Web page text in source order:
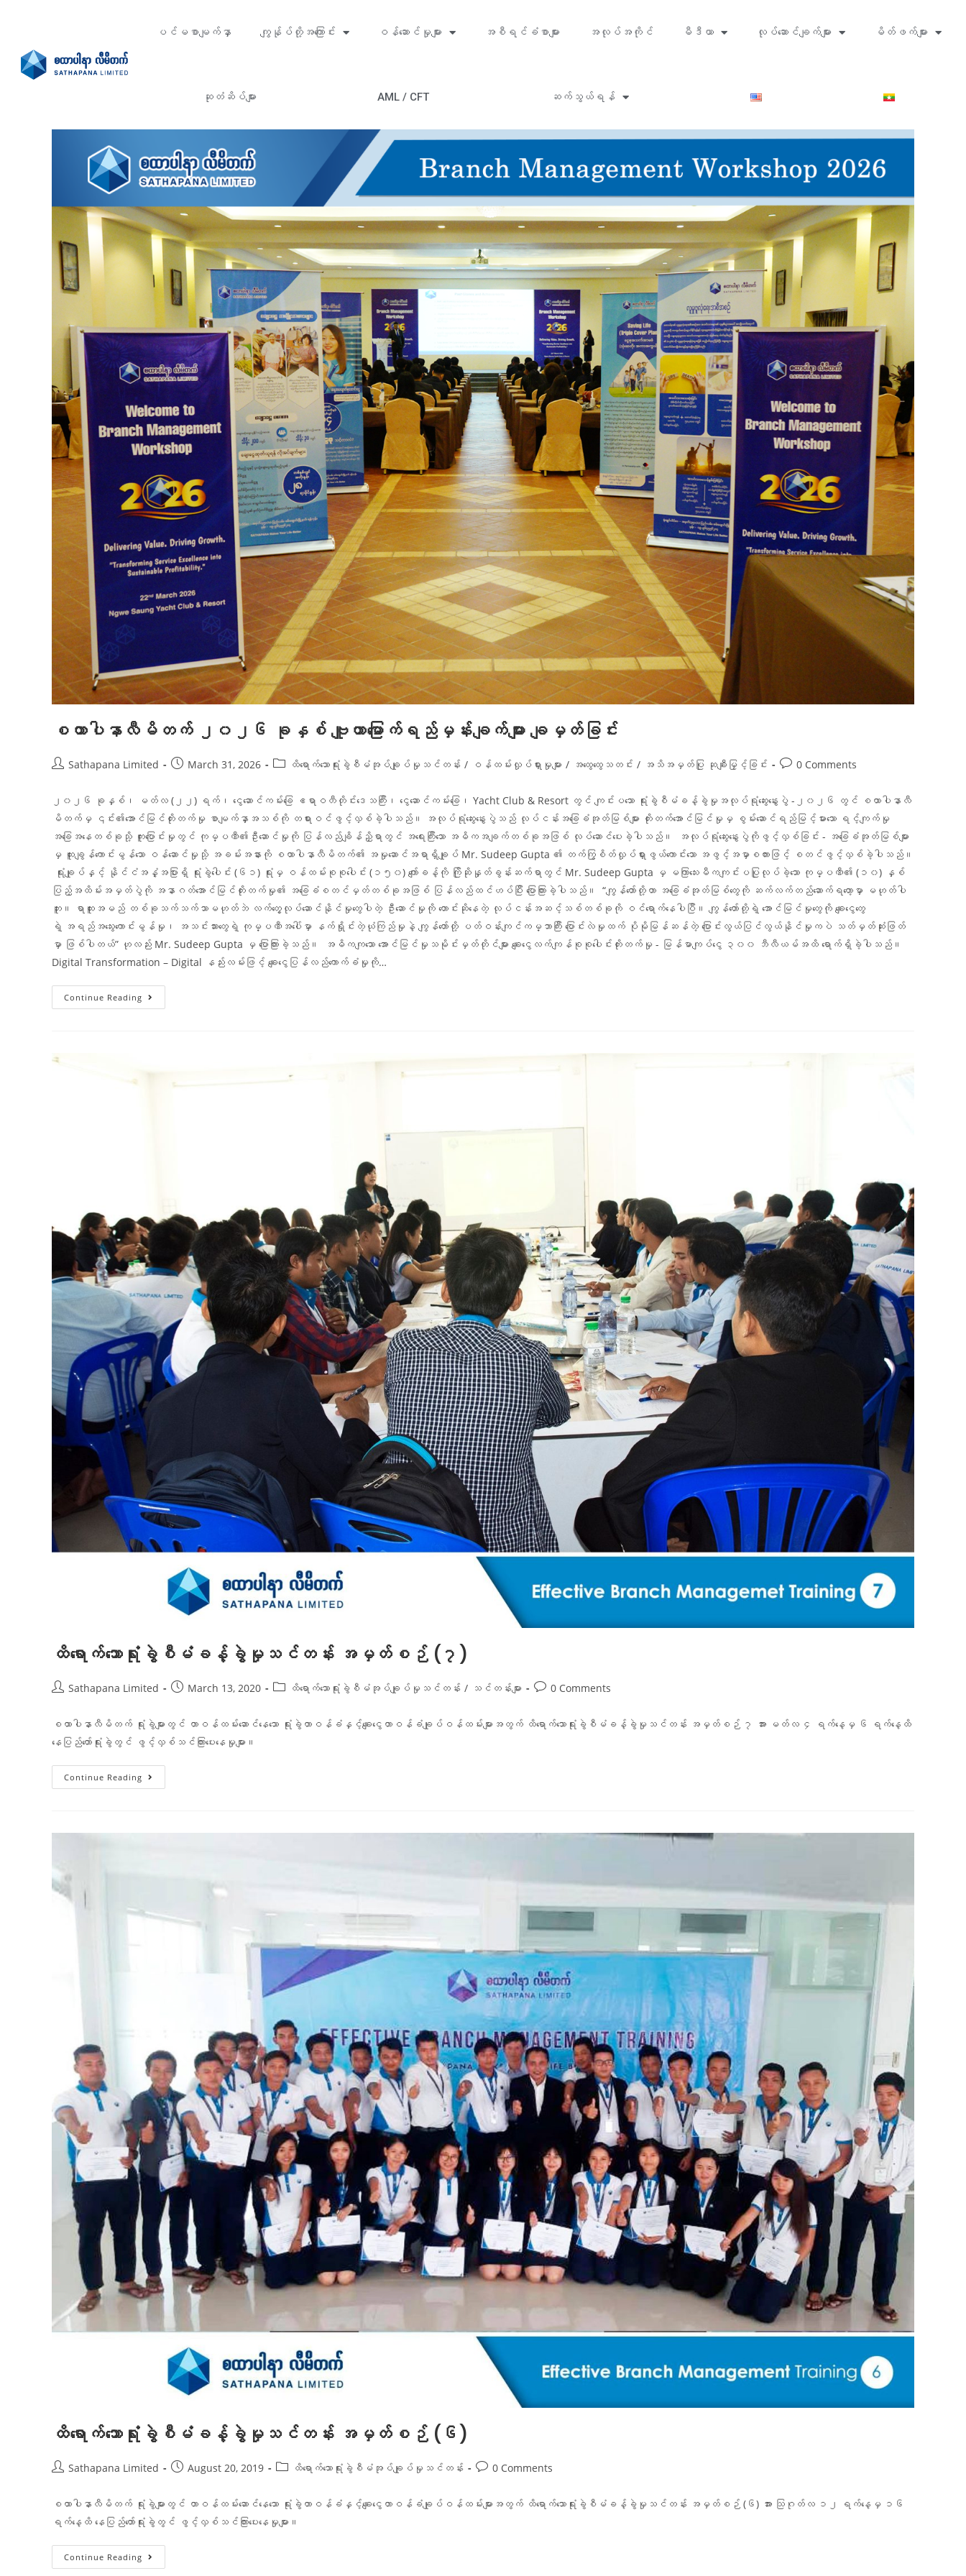
ပင်မစာမျက်နှာ ကျွန်ုပ်တို့အကြောင်း ဝန်ဆောင်မှုများ အစီရင်ခံစာများ အလုပ်အကိုင် မီဒီယာ လုပ်ဆောင်ချက်များ မိတ်ဖက်များ
ဆုတံဆိပ်များ AML / CFT ဆက်သွယ်ရန်
စထာပါနာလီမိတက် ၂၀၂၆ ခုနှစ် ဗျူဟာမြောက်ရည်မှန်းချက်များ ချမှတ်ခြင်း
Sathapana Limited March 31, 2026 ထိရောက်သောရုံးခွဲစီမံအုပ်ချုပ်မှုသင်တန်း / ဝန်ထမ်းလှုပ်ရှားမှုများ / အထွေထွေသတင်း / အသိအမှတ်ပြု ဆုချီးမြှင့်ခြင်း 0 Comments
၂၀၂၆ ခုနှစ်၊ မတ်လ (၂၂) ရက်၊ ငွေဆောင်ကမ်းခြေ ဧရာဝတီတိုင်းဒေသကြီး၊ ငွေဆောင်ကမ်းခြေ၊ Yacht Club & Resort တွင် ကျင်းပသော ရုံးခွဲစီမံခန့်ခွဲမှုအလုပ်ရုံဆွေးနွေးပွဲ -၂၀၂၆ တွင် စထာပါနာလီ
မိတက်မှ ၎င်း၏အောင်မြင်တိုးတက်မှု စာမျက်နှာအသစ်ကို တရားဝင်ဖွင့်လှစ်ခဲ့ပါသည်။ အလုပ်ရုံဆွေးနွေးပွဲသည် လုပ်ငန်းအခြေခံအုတ်မြစ်များ တိုးတက်အောင်မြင်မှုမှ စွမ်းဆောင်ရည်မြင့်မားသော ရင့်ကျက်မှု
အခြေအနေတစ်ခုသို့ ကူးပြောင်းမှုတွင် ကုမ္ပဏီ၏ဦးဆောင်မှုကို ပြန်လည်ချိန်ညှိရာတွင် အရေးကြီးသော အဓိကအချက်တစ်ခုအဖြစ် လုပ်ဆောင်ပေးခဲ့ပါသည်။ အလုပ်ရုံဆွေးနွေးပွဲကိုဖွင့်လှစ်ခြင်း - အခြေခံအုတ်မြစ်များ
မှ ထူးချွန်ကောင်းမွန်သော ဝန်ဆောင်မှုသို့ အခမ်းအနားကို စထာပါနာလီမိတက်၏ အမှုဆောင်အရာရှိချုပ် Mr. Sudeep Gupta ၏ တက်ကြွစိတ်လှုပ်ရှားဖွယ်ကောင်းသော အဖွင့်အမှာစကားဖြင့် စတင်ဖွင့်လှစ်ခဲ့ပါသည်။
ရုံးချုပ်နှင့် နိုင်ငံအနှံ့အပြားရှိ ရုံးခွဲပေါင်း (၆၁) ရုံးမှ ဝန်ထမ်းစုစုပေါင်း (၁၅၀) ကျော်ခန့်ကို ကြိုဆိုနှုတ်ခွန်းဆက်ရာတွင် Mr. Sudeep Gupta မှ မကြာသေးမီကကျင်းပပြုလုပ်ခဲ့သော ကုမ္ပဏီ၏ (၁၀) နှစ်
ပြည့်အထိမ်းအမှတ်ပွဲကို အနာဂတ်အောင်မြင်တိုးတက်မှု၏ အခြေခံစတင်မှတ်တစ်ခုအဖြစ် ပြန်လည်ထင်ဟပ်ပြီး ပြောကြားခဲ့ပါသည်။ “ကျွန်တော်တို့ဟာ အခြေခံအုတ်မြစ်တွေကို ဆက်လက်တည်ဆောက်ရတော့မှာ မဟုတ်ပါ
ဘူး။ ရာထူးအမည် တစ်ခုသက်သက်သာမဟုတ်ဘဲ လက်တွေ့လုပ်ဆောင်နိုင်မှုတွေပါတဲ့ ဦးဆောင်မှုကို တောင်းဆိုနေတဲ့ လုပ်ငန်းအဆင့်သစ်တစ်ခုကို ဝင်ရောက်နေပါပြီ။ ကျွန်တော်တို့ရဲ့ အောင်မြင်မှုတွေကို ချေးငွေတွေ
ရဲ့ အရည်အသွေးကောင်းမွန်မှု၊ အသင်းသားတွေရဲ့ ကုမ္ပဏီအပေါ်မှာ နက်ရှိုင်းတဲ့ယုံကြည်မှုနဲ့ ကျွန်တော်တို့ ပတ်ဝန်းကျင်ကမ္ဘာကြီး ပြောင်းလဲမှုထက် ပိုမိုမြန်ဆန်တဲ့ ပြောင်းလွယ်ပြင်လွယ်နိုင်မှုကပဲ သတ်မှတ်ဆုံးဖြတ်
မှာ ဖြစ်ပါတယ်” ဟုလည်း Mr. Sudeep Gupta မှ ပြောကြားခဲ့သည်။ အဓိကကျသော အောင်မြင်မှုသမိုင်းမှတ်တိုင်များ ချေးငွေလက်ကျန်စုစုပေါင်းတိုးတက်မှု - မြန်မာကျပ်ငွေ ၃၀၀ ဘီလီယမ်အထိ ရောက်ရှိခဲ့ပါသည်။
Digital Transformation – Digital နည်းလမ်းဖြင့် ချေးငွေပြန်လည်ကောက်ခံမှုကို…
Continue Reading
ထိရောက်သောရုံးခွဲစီမံခန့်ခွဲမှုသင်တန်း အမှတ်စဉ် (၇)
Sathapana Limited March 13, 2020 ထိရောက်သောရုံးခွဲစီမံအုပ်ချုပ်မှုသင်တန်း / သင်တန်းများ 0 Comments
စထာပါနာလီမိတက် ရုံးခွဲများတွင် တာဝန်ထမ်းဆောင်နေသော ရုံးခွဲတာဝန်ခံနှင့်ချေးငွေတာဝန်ခံချုပ်ဝန်ထမ်းများအတွက် ထိရောက်သောရုံးခွဲစီမံခန့်ခွဲမှုသင်တန်း အမှတ်စဉ် ၇ အား မတ်လ ၄ ရက်နေ့မှ ၆ ရက်နေ့ထိ
နေပြည်တော်ရုံးခွဲတွင် ဖွင့်လှစ်သင်ကြားပေးနေမှုများ။
Continue Reading
ထိရောက်သောရုံးခွဲစီမံခန့်ခွဲမှုသင်တန်း အမှတ်စဉ် (၆)
Sathapana Limited August 20, 2019 ထိရောက်သောရုံးခွဲစီမံအုပ်ချုပ်မှုသင်တန်း 0 Comments
စထာပါနာလီမိတက် ရုံးခွဲများတွင် တာဝန်ထမ်းဆောင်နေသော ရုံးခွဲတာဝန်ခံနှင့်ချေးငွေတာဝန်ခံချုပ်ဝန်ထမ်းများအတွက် ထိရောက်သောရုံးခွဲစီမံခန့်ခွဲမှုသင်တန်း အမှတ်စဉ် (၆) အား သြဂုတ်လ ၁၂ ရက်နေ့မှ ၁၆
ရက်နေ့ထိ နေပြည်တော်ရုံးခွဲတွင် ဖွင့်လှစ်သင်ကြားပေးနေမှုများ။
Continue Reading